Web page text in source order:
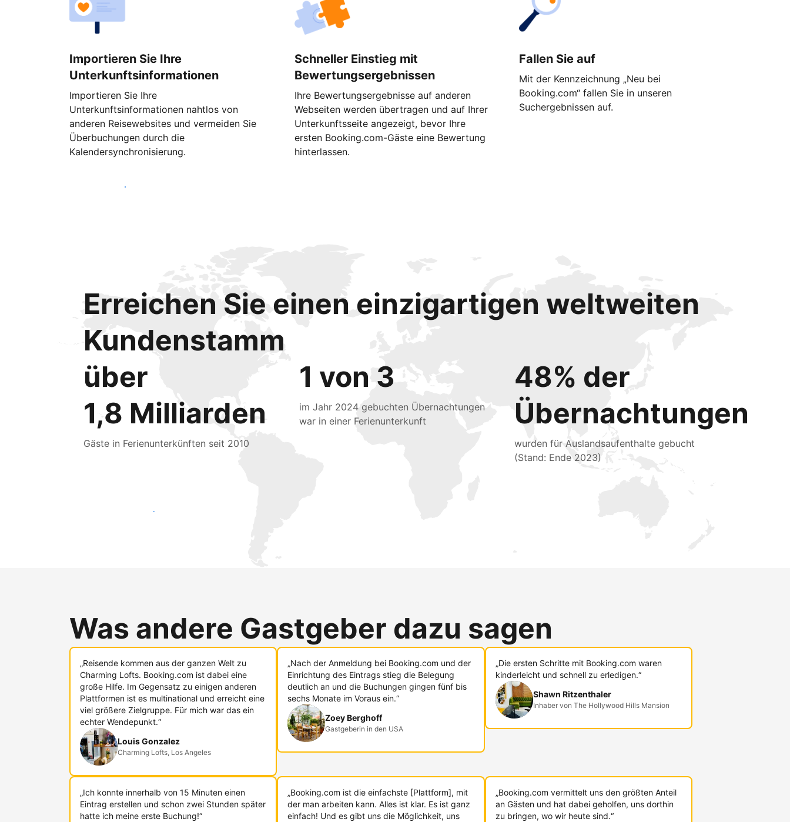
Importieren Sie Ihre
Unterkunftsinformationen
Importieren Sie Ihre
Unterkunftsinformationen nahtlos von
anderen Reisewebsites und vermeiden Sie
Überbuchungen durch die
Kalendersynchronisierung.
Schneller Einstieg mit
Bewertungsergebnissen
Ihre Bewertungsergebnisse auf anderen
Webseiten werden übertragen und auf Ihrer
Unterkunftsseite angezeigt, bevor Ihre
ersten Booking.com-Gäste eine Bewertung
hinterlassen.
Fallen Sie auf
Mit der Kennzeichnung „Neu bei
Booking.com“ fallen Sie in unseren
Suchergebnissen auf.
Noch heute loslegen
Erreichen Sie einen einzigartigen weltweiten
Kundenstamm
über
1,8 Milliarden
Gäste in Ferienunterkünften seit 2010
1 von 3
im Jahr 2024 gebuchten Übernachtungen
war in einer Ferienunterkunft
48% der
Übernachtungen
wurden für Auslandsaufenthalte gebucht
(Stand: Ende 2023)
Noch heute neue Gäste erreichen
Was andere Gastgeber dazu sagen
„Reisende kommen aus der ganzen Welt zu
Charming Lofts. Booking.com ist dabei eine
große Hilfe. Im Gegensatz zu einigen anderen
Plattformen ist es multinational und erreicht eine
viel größere Zielgruppe. Für mich war das ein
echter Wendepunkt.“
Louis Gonzalez
Charming Lofts, Los Angeles
„Nach der Anmeldung bei Booking.com und der
Einrichtung des Eintrags stieg die Belegung
deutlich an und die Buchungen gingen fünf bis
sechs Monate im Voraus ein.“
Zoey Berghoff
Gastgeberin in den USA
„Die ersten Schritte mit Booking.com waren
kinderleicht und schnell zu erledigen.“
Shawn Ritzenthaler
Inhaber von The Hollywood Hills Mansion
„Ich konnte innerhalb von 15 Minuten einen
Eintrag erstellen und schon zwei Stunden später
hatte ich meine erste Buchung!“
„Booking.com ist die einfachste [Plattform], mit
der man arbeiten kann. Alles ist klar. Es ist ganz
einfach! Und es gibt uns die Möglichkeit, uns
„Booking.com vermittelt uns den größten Anteil
an Gästen und hat dabei geholfen, uns dorthin
zu bringen, wo wir heute sind.“